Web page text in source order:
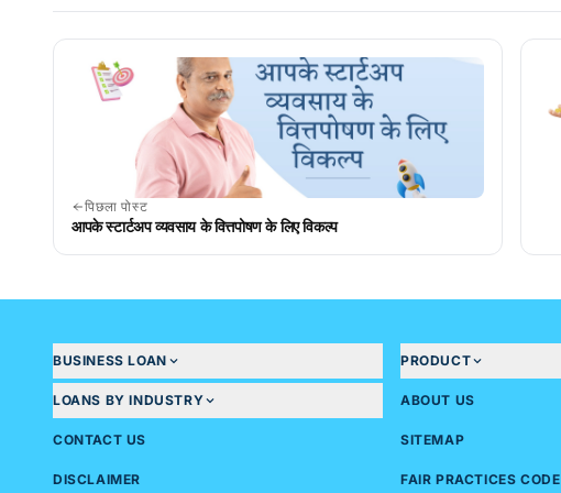
पिछला पोस्ट
आपके स्टार्टअप व्यवसाय के वित्तपोषण के लिए विकल्प
BUSINESS LOAN PRODUCT
LOANS BY INDUSTRY ABOUT US
CONTACT US SITEMAP
DISCLAIMER FAIR PRACTICES CODE